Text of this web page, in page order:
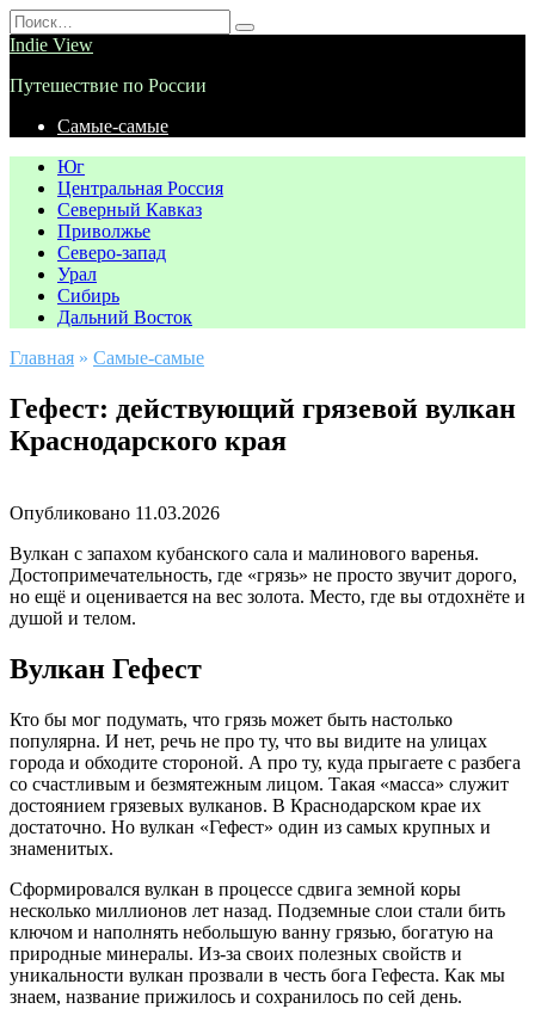
Перейти
к
Search
for:
Indie View
Путешествие по России
Самые-самые
Юг
Центральная Россия
Северный Кавказ
Приволжье
Северо-запад
Урал
Сибирь
Дальний Восток
Главная » Самые-самые
Гефест: действующий грязевой вулкан
Краснодарского края
Опубликовано 11.03.2026
Вулкан с запахом кубанского сала и малинового варенья.
Достопримечательность, где «грязь» не просто звучит дорого,
но ещё и оценивается на вес золота. Место, где вы отдохнёте и
душой и телом.
Вулкан Гефест
Кто бы мог подумать, что грязь может быть настолько
популярна. И нет, речь не про ту, что вы видите на улицах
города и обходите стороной. А про ту, куда прыгаете с разбега
со счастливым и безмятежным лицом. Такая «масса» служит
достоянием грязевых вулканов. В Краснодарском крае их
достаточно. Но вулкан «Гефест» один из самых крупных и
знаменитых.
Сформировался вулкан в процессе сдвига земной коры
несколько миллионов лет назад. Подземные слои стали бить
ключом и наполнять небольшую ванну грязью, богатую на
природные минералы. Из-за своих полезных свойств и
уникальности вулкан прозвали в честь бога Гефеста. Как мы
знаем, название прижилось и сохранилось по сей день.